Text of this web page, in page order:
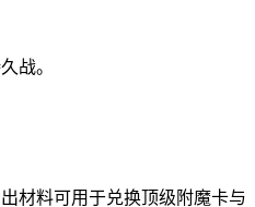
战。
材料可用于兑换顶级附魔卡与